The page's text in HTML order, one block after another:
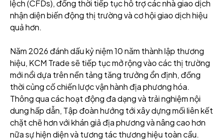
lệch (CFDs), đồng thời tiếp tục hỗ trợ các nhà giao dịch
nhận diện biến động thị trường và cơ hội giao dịch hiệu
quả hơn.
Năm 2026 đánh dấu kỷ niệm 10 năm thành lập thương
hiệu, KCM Trade sẽ tiếp tục mở rộng vào các thị trường
mới nổi dựa trên nền tảng tăng trưởng ổn định, đồng
thời củng cố chiến lược vận hành địa phương hóa.
Thông qua các hoạt động đa dạng và trải nghiệm nội
dung hấp dẫn, Tập đoàn hướng tới xây dựng mối liên kết
chặt chẽ hơn với khán giả địa phương và nâng cao hơn
nữa sự hiện diện và tương tác thương hiệu toàn cầu.